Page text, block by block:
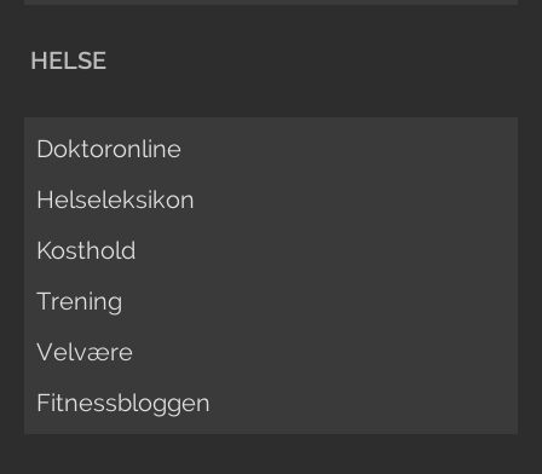
HELSE
Doktoronline
Helseleksikon
Kosthold
Trening
Velvære
Fitnessbloggen